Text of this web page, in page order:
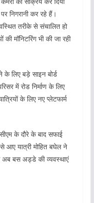
निगरानी कर रहे हैं।
तरीके से संचालित हो
मॉनिटरिंग भी की जा रही
लिए बड़े साइन बोर्ड
में रोड निर्माण के लिए
के लिए नए प्लेटफार्म
के दौरे के बाद सफाई
आए यात्री मोहित बघेल ने
अब बस अड्डे की व्यवस्थाएं